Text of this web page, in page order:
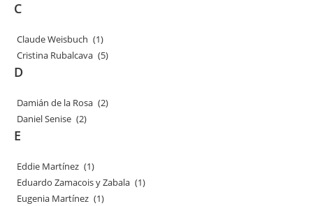
C
Claude Weisbuch (1)
Cristina Rubalcava (5)
D
Damián de la Rosa (2)
Daniel Senise (2)
E
Eddie Martínez (1)
Eduardo Zamacois y Zabala (1)
Eugenia Martínez (1)